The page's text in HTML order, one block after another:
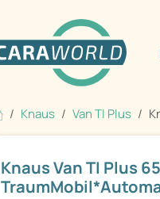
Knaus Van TI Plus
Knaus Van TI Plus